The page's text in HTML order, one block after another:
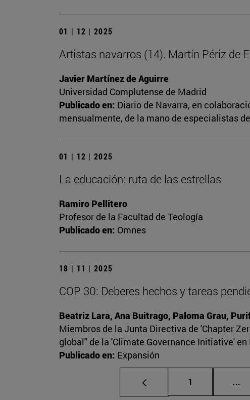
01 | 12 | 2025
Artistas navarros (14). Martín Périz de
Javier Martínez de Aguirre
Universidad Complutense de Madrid
Publicado en: Diario de Navarra, en
mensualmente, de la mano de especialistas
01 | 12 | 2025
La educación: ruta de las estrellas
Ramiro Pellitero
Profesor de la Facultad de Teología
Publicado en: Omnes
18 | 11 | 2025
COP 30: Deberes hechos y tareas
Beatriz Lara, Ana Buitrago, Paloma Grau,
Miembros de la Junta Directiva de 'Chapter
global" de la 'Climate Governance Initiative' en
Publicado en: Expansión
Página
1 ...